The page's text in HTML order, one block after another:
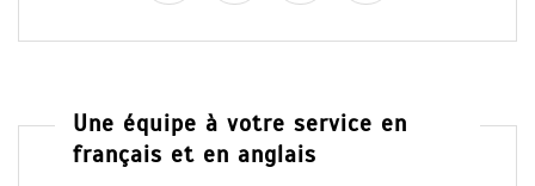
Une équipe à votre service en
français et en anglais